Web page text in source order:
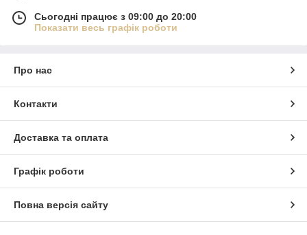
Сьогодні працює з 09:00 до 20:00
Показати весь графік роботи
Про нас
Контакти
Доставка та оплата
Графік роботи
Повна версія сайту